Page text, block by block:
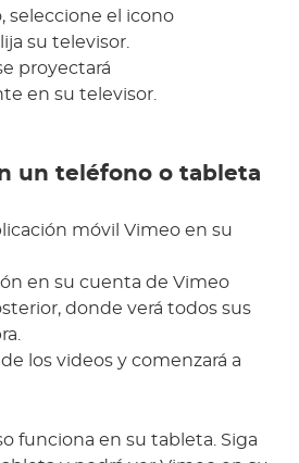
seleccione el icono
su televisor.
proyectará
en su televisor.
un teléfono o tableta
móvil Vimeo en su
en su cuenta de Vimeo
donde verá todos sus
los videos y comenzará a
funciona en su tableta. Siga